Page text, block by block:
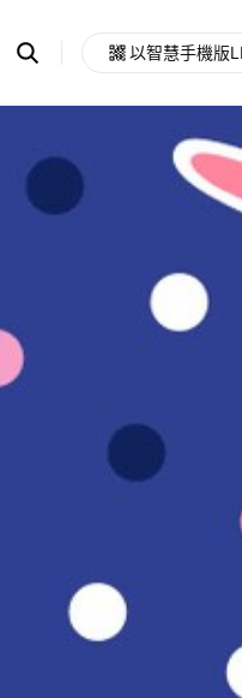
Search
OpenChats
messages
search
以智慧手機版